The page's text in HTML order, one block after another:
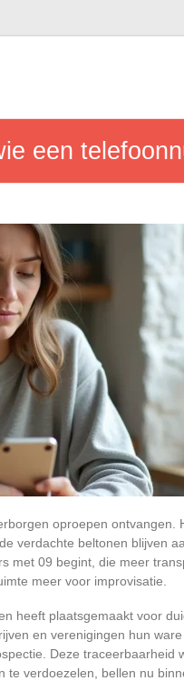
een
oproepen ontvangen.
verdachte beltonen blijven
met 09 begint, die meer
meer voor improvisatie.
heeft plaatsgemaakt voor
en verenigingen hun
Deze traceerbaarheid
te verdoezelen, bellen nu